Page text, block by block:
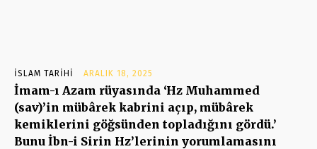
İSLAM TARIHI ARALIK 18, 2025
İmam-ı Azam rüyasında ‘Hz Muhammed
(sav)’in mübârek kabrini açıp, mübârek
kemiklerini göğsünden topladığını gördü.’
Bunu İbn-i Sirin Hz’lerinin yorumlamasını